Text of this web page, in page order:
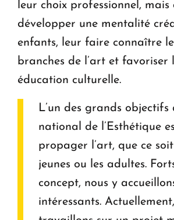
leur choix professionnel, mais
développer une mentalité
enfants, leur faire connaître
branches de l’art et favoriser
éducation culturelle.
L’un des grands objectifs
national de l’Esthétique
propager l’art, que ce
jeunes ou les adultes.
concept, nous y
intéressants.